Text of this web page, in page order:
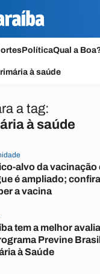
PolíticaQual a
à saúde
a tag:
à saúde
alvo da vacinação
é ampliado;
a vacina
tem a melhor
Previne
à Saúde